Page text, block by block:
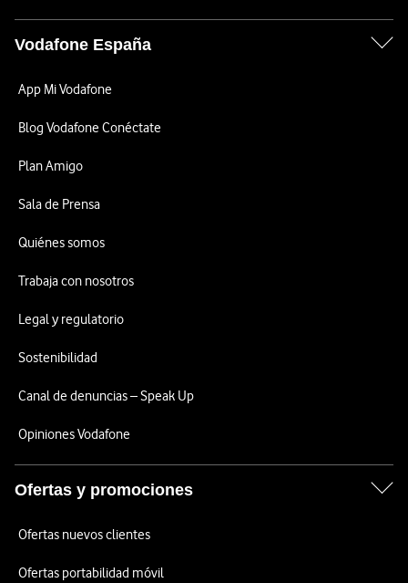
Vodafone España
App Mi Vodafone
Blog Vodafone Conéctate
Plan Amigo
Sala de Prensa
Quiénes somos
Trabaja con nosotros
Legal y regulatorio
Sostenibilidad
Canal de denuncias – Speak Up
Opiniones Vodafone
Ofertas y promociones
Ofertas nuevos clientes
Ofertas portabilidad móvil